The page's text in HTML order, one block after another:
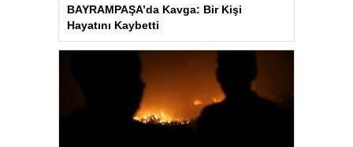
BAYRAMPAŞA’da Kavga: Bir Kişi
Hayatını Kaybetti